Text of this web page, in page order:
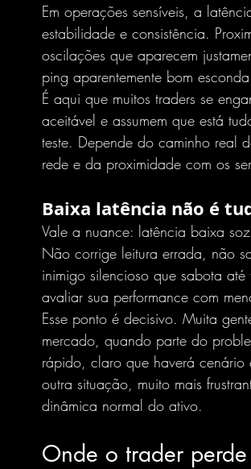
Em operações sensíveis, a
estabilidade e consistência.
oscilações que aparecem
ping aparentemente bom
É aqui que muitos traders se
aceitável e assumem que está
teste. Depende do caminho real
rede e da proximidade com os
Baixa latência não é
Vale a nuance: latência baixa
Não corrige leitura errada, não
inimigo silencioso que sabota
avaliar sua performance com
Esse ponto é decisivo. Muita
mercado, quando parte do
rápido, claro que haverá cenário
outra situação, muito mais
dinâmica normal do ativo.
Onde o trader